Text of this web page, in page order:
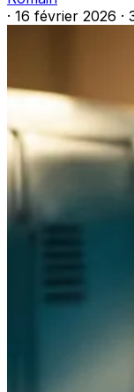
· 16 février 2026 ·